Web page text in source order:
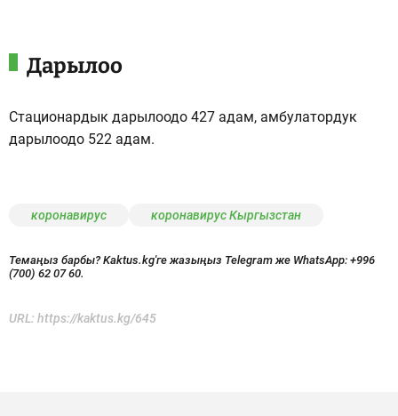
Дарылоо
Стационардык дарылоодо 427 адам, амбулатордук
дарылоодо 522 адам.
коронавирус коронавирус Кыргызстан
Темаңыз барбы? Kaktus.kg'ге жазыңыз Telegram же WhatsApp: +996
(700) 62 07 60.
URL: https://kaktus.kg/645